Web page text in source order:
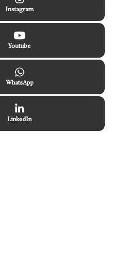
Instagram
Youtube
WhatsApp
LinkedIn